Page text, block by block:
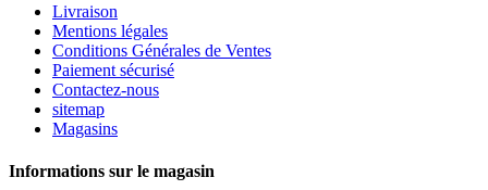
Livraison
Mentions légales
Conditions Générales de Ventes
Paiement sécurisé
Contactez-nous
sitemap
Magasins
Informations sur le magasin